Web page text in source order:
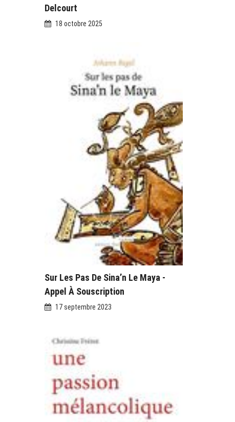
Delcourt
18 octobre 2025
Sur Les Pas De Sina’n Le Maya -
Appel À Souscription
17 septembre 2023